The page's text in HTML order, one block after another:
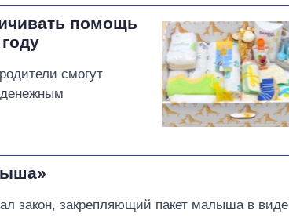
помощь
смогут
закон, закрепляющий пакет малыша в виде